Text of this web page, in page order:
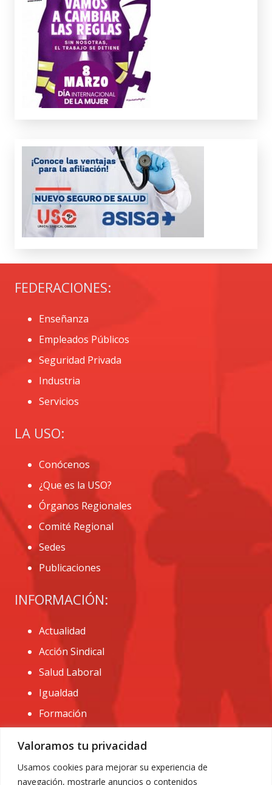
Valoramos tu privacidad
Usamos cookies para mejorar su experiencia de
navegación, mostrarle anuncios o contenidos
FEDERACIONES:
Enseñanza
Empleados Públicos
Seguridad Privada
Industria
Servicios
LA USO:
Conócenos
¿Que es la USO?
Órganos Regionales
Comité Regional
Sedes
Publicaciones
INFORMACIÓN:
Actualidad
Acción Sindical
Salud Laboral
Igualdad
Formación
CONTACTO:
administracion@usomurcia.org